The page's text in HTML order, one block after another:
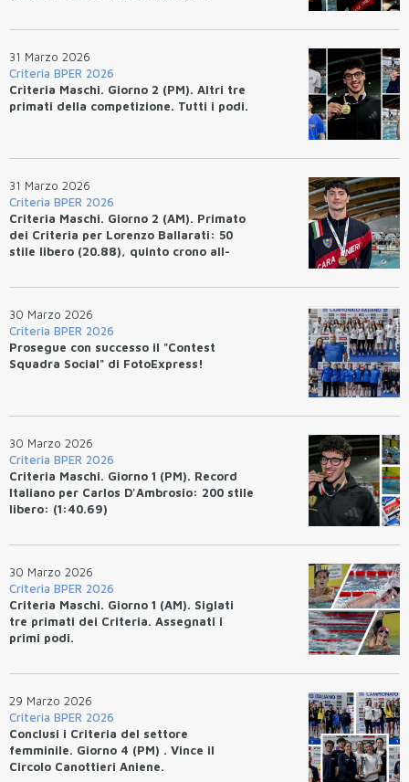
31 Marzo 2026
Criteria BPER 2026
Criteria Maschi. Giorno 2 (PM). Altri tre
primati della competizione. Tutti i podi.
31 Marzo 2026
Criteria BPER 2026
Criteria Maschi. Giorno 2 (AM). Primato
dei Criteria per Lorenzo Ballarati: 50
stile libero (20.88), quinto crono all-
30 Marzo 2026
Criteria BPER 2026
Prosegue con successo il "Contest
Squadra Social" di FotoExpress!
30 Marzo 2026
Criteria BPER 2026
Criteria Maschi. Giorno 1 (PM). Record
Italiano per Carlos D'Ambrosio: 200 stile
libero: (1:40.69)
30 Marzo 2026
Criteria BPER 2026
Criteria Maschi. Giorno 1 (AM). Siglati
tre primati dei Criteria. Assegnati i
primi podi.
29 Marzo 2026
Criteria BPER 2026
Conclusi i Criteria del settore
femminile. Giorno 4 (PM) . Vince il
Circolo Canottieri Aniene.